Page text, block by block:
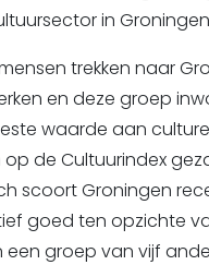
in
trekken naar
en deze groep
waarde aan
op de Cultuurindex
scoort Groningen
goed ten opzichte
een groep van vijf